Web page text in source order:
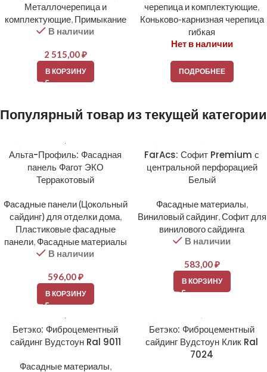
Металлочерепица и
комплектующие, Примыкание
В наличии
2 515,00₽
В КОРЗИНУ
черепица и комплектующие,
Коньково-карнизная черепица
гибкая
Нет в наличии
ПОДРОБНЕЕ
Популярный товар из текущей категории
Альта-Профиль: Фасадная
панель Фагот ЭКО
Терракотовый
Фасадные панели (Цокольный
сайдинг) для отделки дома,
Пластиковые фасадные
панели, Фасадные материалы
В наличии
596,00₽
В КОРЗИНУ
FarAcs: Софит Premium с
центральной перфорацией
Белый
Фасадные материалы,
Виниловый сайдинг,Софит для
винилового сайдинга
В наличии
583,00₽
В КОРЗИНУ
Бетэко: Фиброцементный
сайдинг Вудстоун Ral 9011
Фасадные материалы,
Бетэко: Фиброцементный
сайдинг Вудстоун Клик Ral
7024